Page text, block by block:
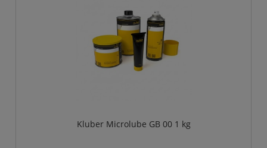
Kluber Microlube GB 00 1 kg